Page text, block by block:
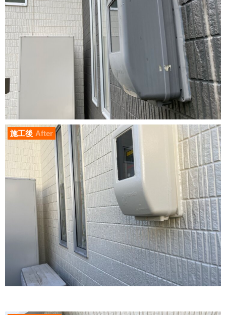
施工後 After